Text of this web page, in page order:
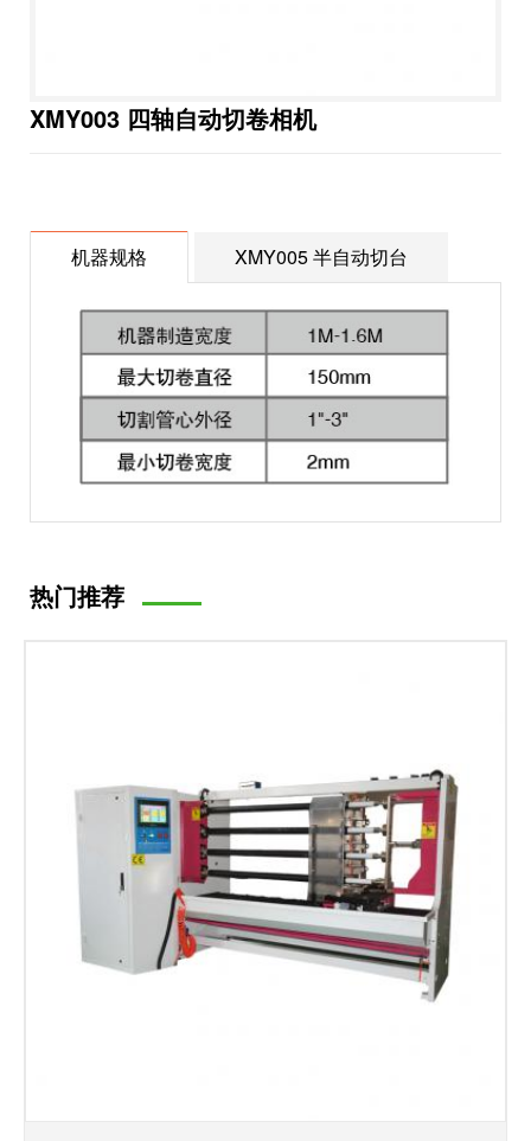
XMY003 四轴自动切卷相机
机器规格 XMY005 半自动切台
热门推荐